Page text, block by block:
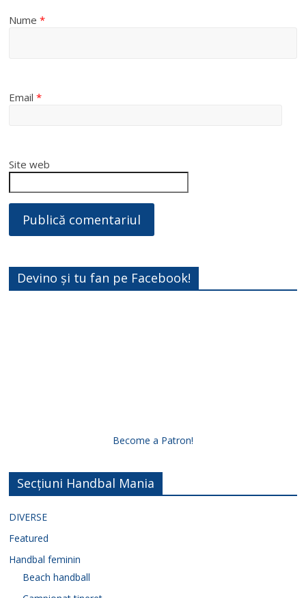
Nume*
Email*
Site web
Devino și tu fan pe Facebook!
Become a Patron!
Secțiuni Handbal Mania
DIVERSE
Featured
Handbal feminin
Beach handball